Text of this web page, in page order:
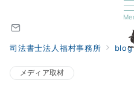
司法書士法人福村事務所 blog
メディア取材